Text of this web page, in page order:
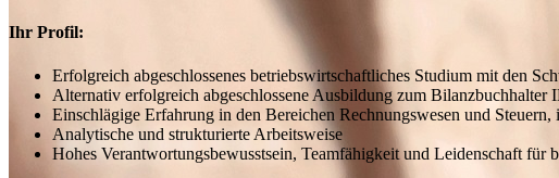
Ihr Profil:
Erfolgreich abgeschlossenes betriebswirtschaftliches Studium mit den
Alternativ erfolgreich abgeschlossene Ausbildung zum Bilanzbuchhalter
Einschlägige Erfahrung in den Bereichen Rechnungswesen und
Analytische und strukturierte Arbeitsweise
Hohes Verantwortungsbewusstsein, Teamfähigkeit und Leidenschaft für